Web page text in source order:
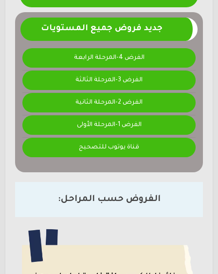
جديد فروض جميع المستويات
الفرض 4-المرحلة الرابعة
الفرض 3-المرحلة الثالثة
الفرض 2-المرحلة الثانية
الفرض 1-المرحلة الأولى
قناة يوتوب للتصحيح
الفروض حسب المراحل: